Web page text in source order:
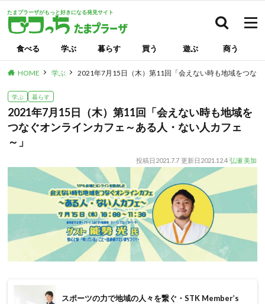
たまプラーザがもっと好きになる発見サイト
食べる 学ぶ 暮らす 買う 遊ぶ 商う
HOME 学ぶ 2021年7月15日（木）第11回「会えない時も地域をつな
学ぶ 暮らす
2021年7月15日（木）第11回「会えない時も地域を
つなぐオンラインカフェ～ある人・ない人カフェ
～」
投稿日 2021.7.7 更新日 2021.12.4 弘瀬 美加
スポーツの力で地域の人々を繋ぐ・STK Member’s